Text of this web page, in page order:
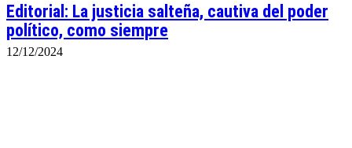
Editorial: La justicia salteña, cautiva del poder
político, como siempre
12/12/2024